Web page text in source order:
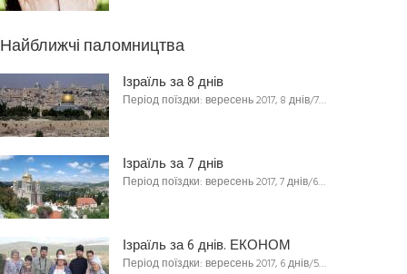
Найближчі паломництва
Ізраїль за 8 днів
Період поїздки: вересень 2017, 8 днів/7…
Ізраїль за 7 днів
Період поїздки: вересень 2017, 7 днів/6…
Ізраїль за 6 днів. ЕКОНОМ
Період поїздки: вересень 2017, 6 днів/5…